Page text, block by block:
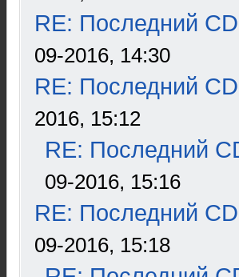
RE: Последний
09-2016, 14:30
RE: Последний
2016, 15:12
RE: Последний
09-2016, 15:16
RE: Последний
09-2016, 15:18